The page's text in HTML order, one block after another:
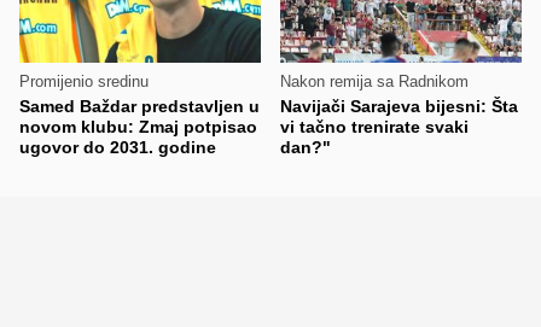
Promijenio sredinu
Samed Baždar predstavljen u
novom klubu: Zmaj potpisao
ugovor do 2031. godine
Nakon remija sa Radnikom
Navijači Sarajeva bijesni: Šta
vi tačno trenirate svaki
dan?"